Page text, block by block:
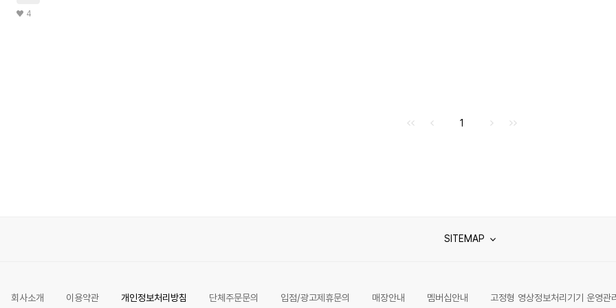
4
이전으로
1다음으로
SITEMAP
회사소개 이용약관 개인정보처리방침 단체주문문의 입점/광고제휴문의 매장안내 멤버십안내 고정형 영상정보처리기기 운영관